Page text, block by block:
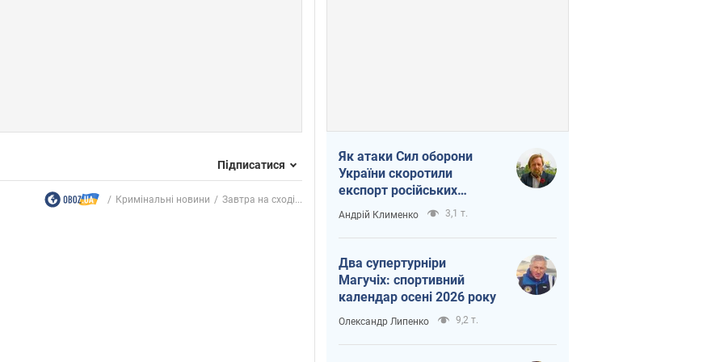
Підписатися
Кримінальні новини Завтра на сході...
Як атаки Сил оборони
України скоротили
експорт російських
нафтопродуктів
Андрій Клименко 3,1 т.
Два супертурніри
Магучіх: спортивний
календар осені 2026 року
Олександр Липенко 9,2 т.